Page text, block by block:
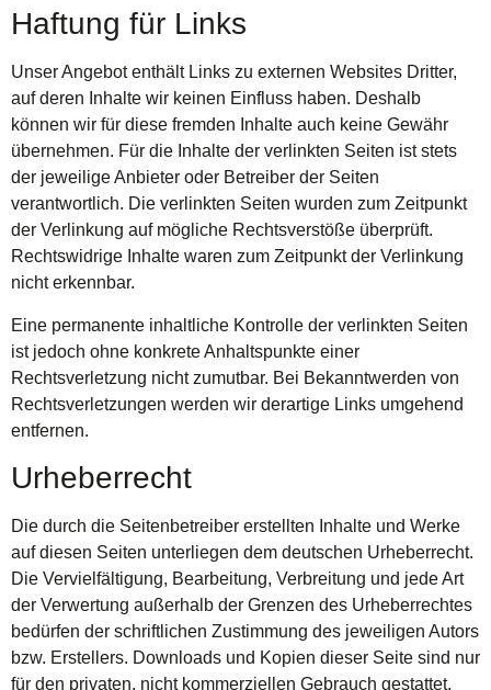
Haftung für Links
Unser Angebot enthält Links zu externen Websites Dritter,
auf deren Inhalte wir keinen Einfluss haben. Deshalb
können wir für diese fremden Inhalte auch keine Gewähr
übernehmen. Für die Inhalte der verlinkten Seiten ist stets
der jeweilige Anbieter oder Betreiber der Seiten
verantwortlich. Die verlinkten Seiten wurden zum Zeitpunkt
der Verlinkung auf mögliche Rechtsverstöße überprüft.
Rechtswidrige Inhalte waren zum Zeitpunkt der Verlinkung
nicht erkennbar.
Eine permanente inhaltliche Kontrolle der verlinkten Seiten
ist jedoch ohne konkrete Anhaltspunkte einer
Rechtsverletzung nicht zumutbar. Bei Bekanntwerden von
Rechtsverletzungen werden wir derartige Links umgehend
entfernen.
Urheberrecht
Die durch die Seitenbetreiber erstellten Inhalte und Werke
auf diesen Seiten unterliegen dem deutschen Urheberrecht.
Die Vervielfältigung, Bearbeitung, Verbreitung und jede Art
der Verwertung außerhalb der Grenzen des Urheberrechtes
bedürfen der schriftlichen Zustimmung des jeweiligen Autors
bzw. Erstellers. Downloads und Kopien dieser Seite sind nur
für den privaten, nicht kommerziellen Gebrauch gestattet.